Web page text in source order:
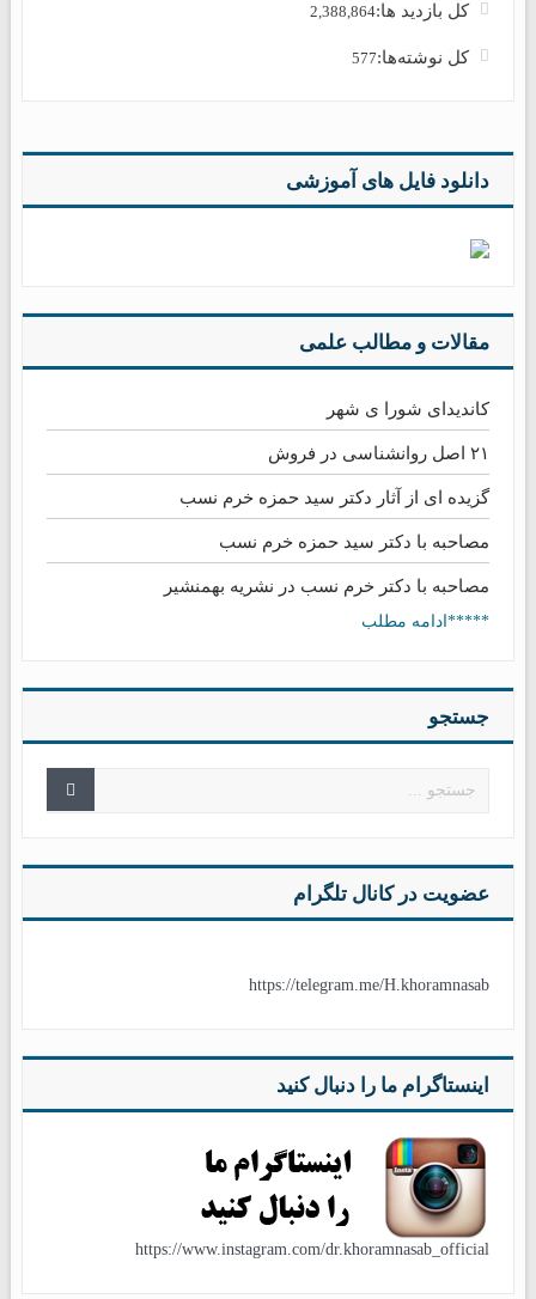
کل بازدید ها:2,388,864
کل نوشته‌ها:577
دانلود فایل های آموزشی
مقالات و مطالب علمی
کاندیدای شورا ی شهر
۲۱ اصل روانشناسی در فروش
گزیده ای از آثار دکتر سید حمزه خرم نسب
مصاحبه با دکتر سید حمزه خرم نسب
مصاحبه با دکتر خرم نسب در نشریه بهمنشیر
*****ادامه مطلب
جستجو
عضویت در کانال تلگرام
https://telegram.me/H.khoramnasab
اینستاگرام ما را دنبال کنید
https://www.instagram.com/dr.khoramnasab_official